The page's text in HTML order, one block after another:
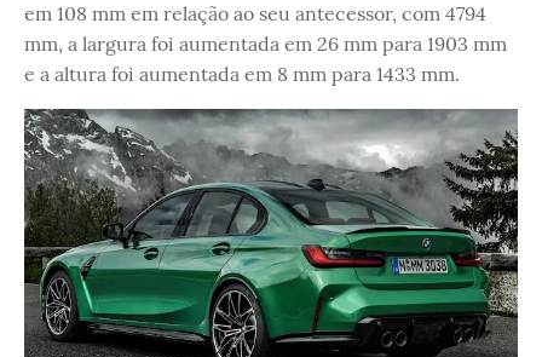
em 108 mm em relação ao seu antecessor, com 4794
mm, a largura foi aumentada em 26 mm para 1903 mm
e a altura foi aumentada em 8 mm para 1433 mm.